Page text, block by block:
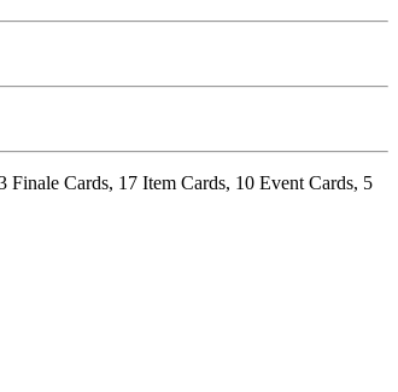
Cards, 17 Item Cards, 10 Event Cards, 5